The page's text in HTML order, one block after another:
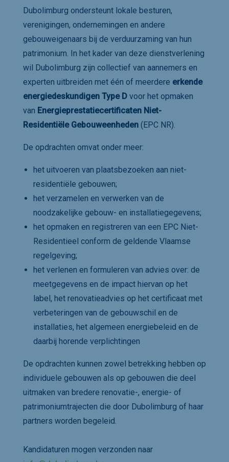
Dubolimburg ondersteunt lokale besturen,
verenigingen, ondernemingen en andere
gebouweigenaars bij de verduurzaming van hun
patrimonium. In het kader van deze dienstverlening
wil Dubolimburg zijn collectief van aannemers en
experten uitbreiden met één of meerdere erkende
energiedeskundigen Type D voor het opmaken
van Energieprestatiecertificaten Niet-
Residentiële Gebouweenheden (EPC NR).
De opdrachten omvat onder meer:
het uitvoeren van plaatsbezoeken aan niet-
residentiële gebouwen;
het verzamelen en verwerken van de
noodzakelijke gebouw- en installatiegegevens;
het opmaken en registreren van een EPC Niet-
Residentieel conform de geldende Vlaamse
regelgeving;
het verlenen en formuleren van advies over: de
meetgegevens en de impact hiervan op het
label, het renovatieadvies op het certificaat met
verbeteringen van de gebouwschil en de
installaties, het algemeen energiebeleid en de
daarbij horende verplichtingen
De opdrachten kunnen zowel betrekking hebben op
individuele gebouwen als op gebouwen die deel
uitmaken van bredere renovatie-, energie- of
patrimoniumtrajecten die door Dubolimburg of haar
partners worden begeleid.
Kandidaturen mogen verzonden naar